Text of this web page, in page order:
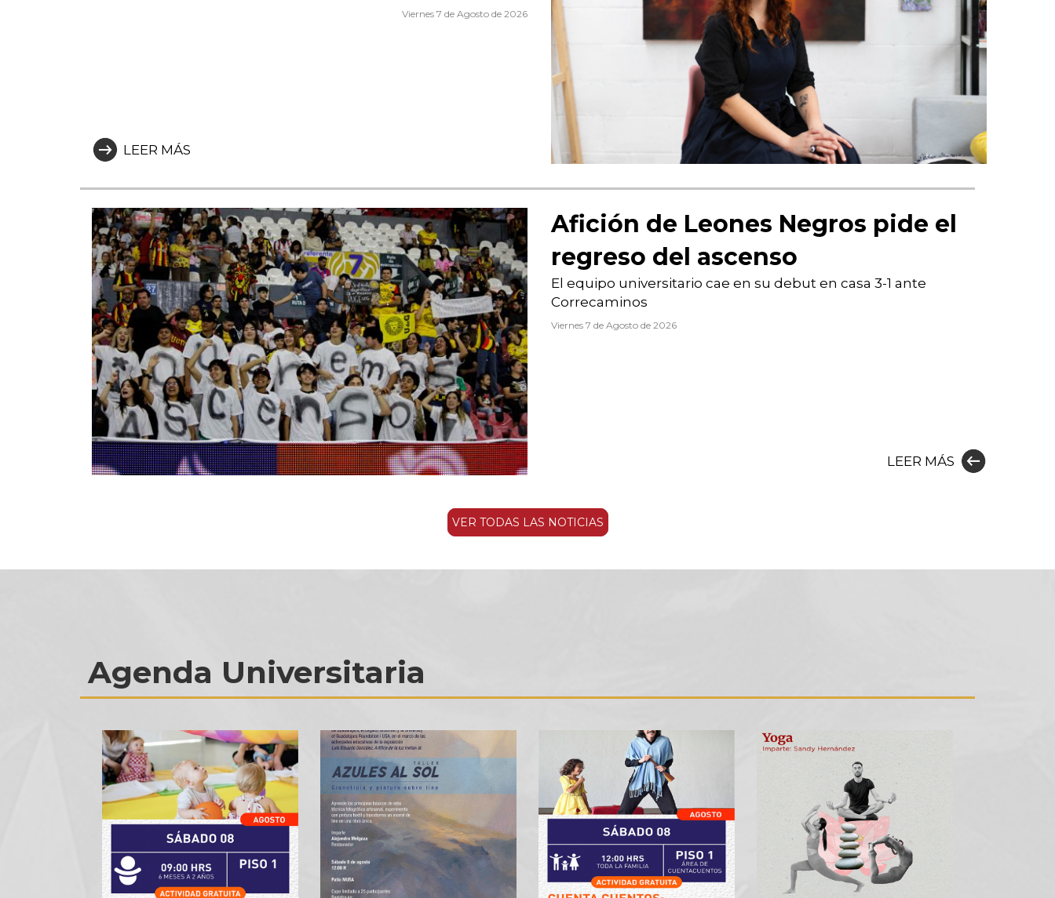
Viernes 7 de Agosto de 2026
LEER MÁS
Afición de Leones Negros pide el
regreso del ascenso
El equipo universitario cae en su debut en casa 3-1 ante
Correcaminos
Viernes 7 de Agosto de 2026
LEER MÁS
VER TODAS LAS NOTICIAS
Agenda Universitaria